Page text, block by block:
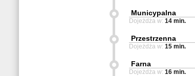
Municypalna
Dojeżdża w: 14 min.
Przestrzenna
Dojeżdża w: 15 min.
Farna
Dojeżdża w: 16 min.